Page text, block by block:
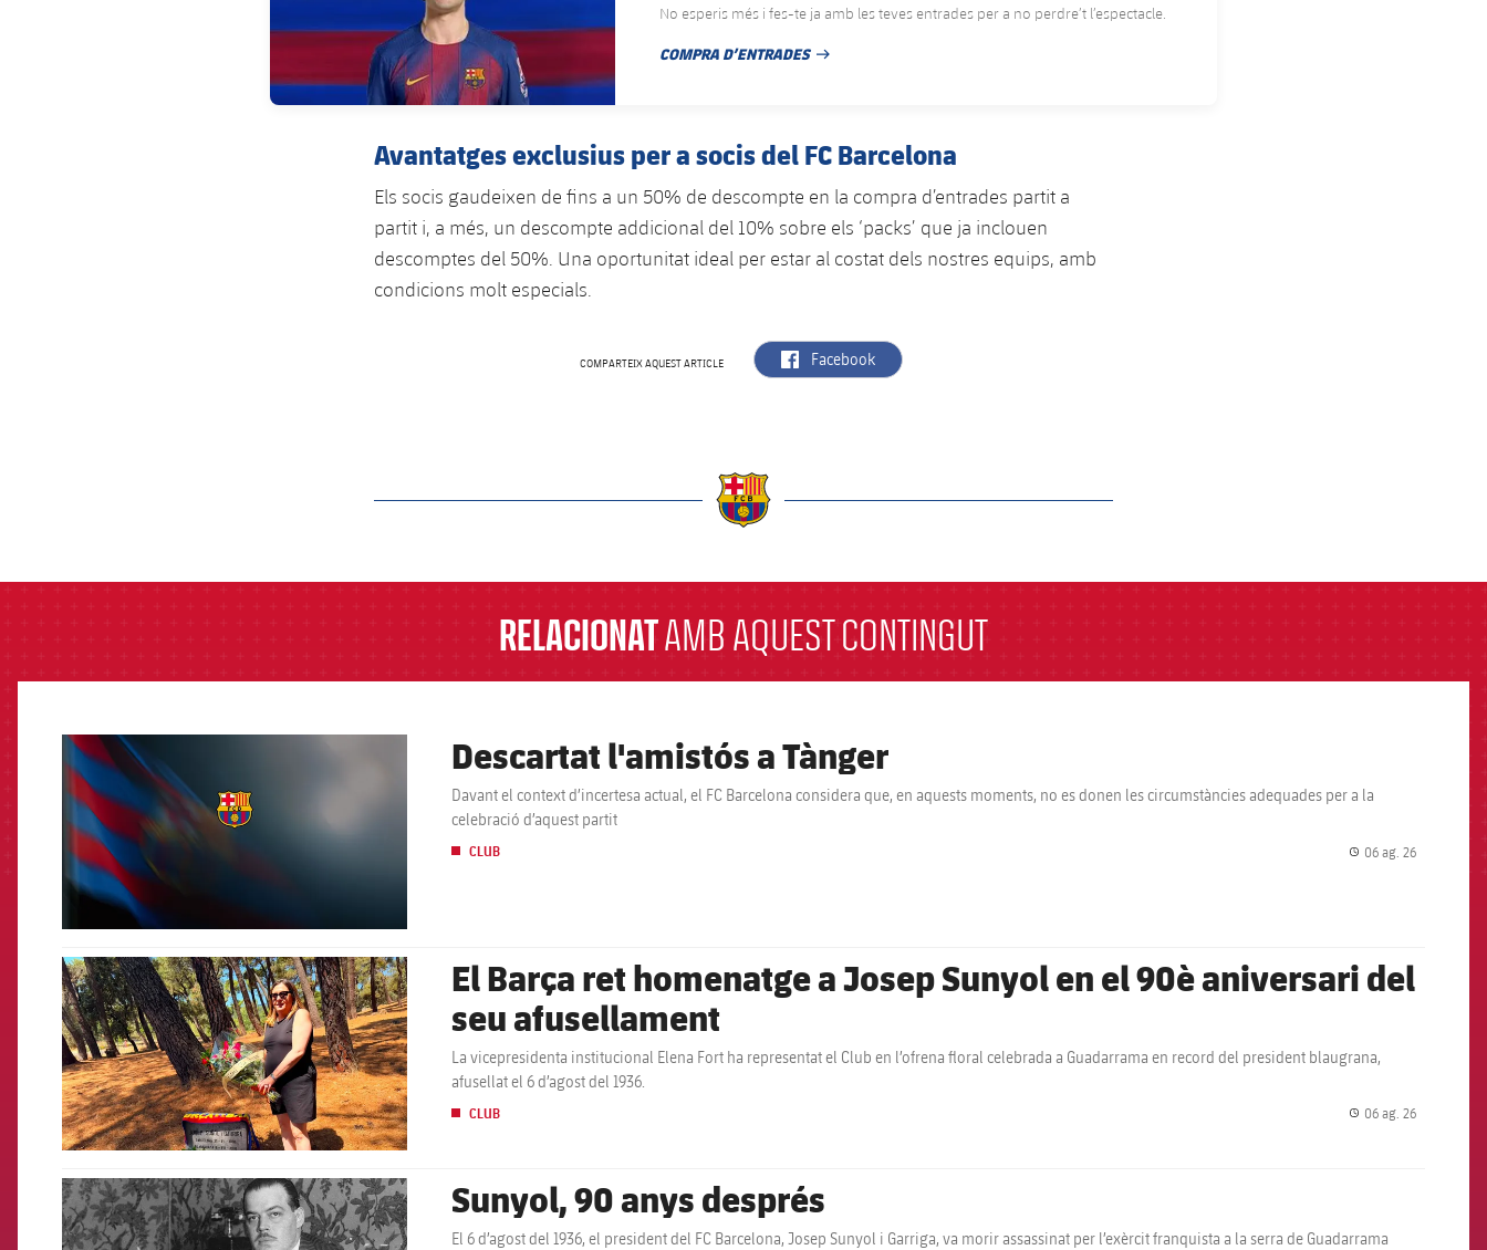
No esperis més i fes-te ja amb les teves entrades per a no perdre’t l’espectacle.
COMPRA D’ENTRADES
DATA DE PUBLICACIÓ
Avantatges exclusius per a socis del FC Barcelona
Els socis gaudeixen de fins a un 50% de descompte en la compra d’entrades partit a
partit i, a més, un descompte addicional del 10% sobre els ‘packs’ que ja inclouen
descomptes del 50%. Una oportunitat ideal per estar al costat dels nostres equips, amb
condicions molt especials.
COMPARTEIX AQUEST ARTICLE label.aria.facebook
Facebook
RELACIONATAMB AQUEST CONTINGUT
FCB Barcelona badge Descartat l'amistós a Tànger
Davant el context d’incertesa actual, el FC Barcelona considera que, en aquests moments, no es donen les circumstàncies adequades per a la
celebració d’aquest partit
CLUB 06 ag. 26
FCB Barcelona badge
El Barça ret homenatge a Josep Sunyol en el 90è aniversari del
seu afusellament
La vicepresidenta institucional Elena Fort ha representat el Club en l’ofrena floral celebrada a Guadarrama en record del president blaugrana,
afusellat el 6 d’agost del 1936.
CLUB 06 ag. 26
FCB Barcelona badge Sunyol, 90 anys després
El 6 d’agost del 1936, el president del FC Barcelona, Josep Sunyol i Garriga, va morir assassinat per l’exèrcit franquista a la serra de Guadarrama